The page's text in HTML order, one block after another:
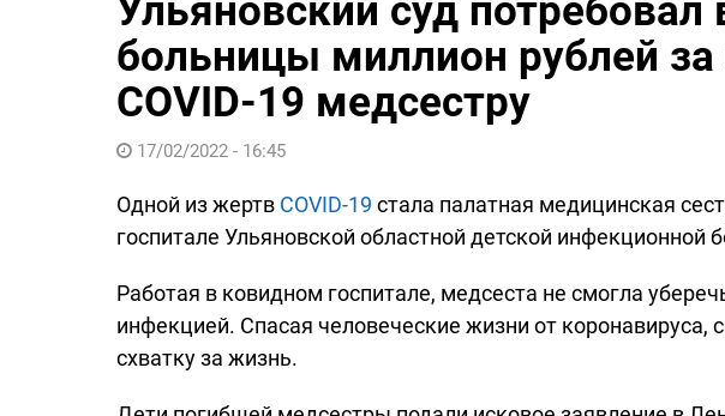
Ульяновский суд потребовал
больницы миллион рублей
COVID-19 медсестру
17/02/2022 - 16:45
Одной из жертв COVID-19 стала палатная медицинская
госпитале Ульяновской областной детской инфекционной
Работая в ковидном госпитале, медсеста не смогла
инфекцией. Спасая человеческие жизни от коронавируса,
схватку за жизнь.